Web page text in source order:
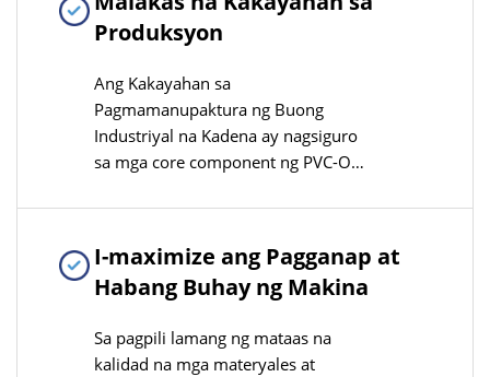
mga pangangailangan ng
teknolohikal na pag-upgrade ng
Produksyon
Ang Kakayahan sa
Pagmamanupaktura ng Buong
Industriyal na Kadena ay nagsiguro
sa mga core component ng PVC-O
nang kumakatawan sa sariling
kompatibilidad ng produkto at mga
bentahe sa kontrol ng gastos
I-maximize ang Pagganap at
Habang Buhay ng Makina
Sa pagpili lamang ng mataas na
kalidad na mga materyales at